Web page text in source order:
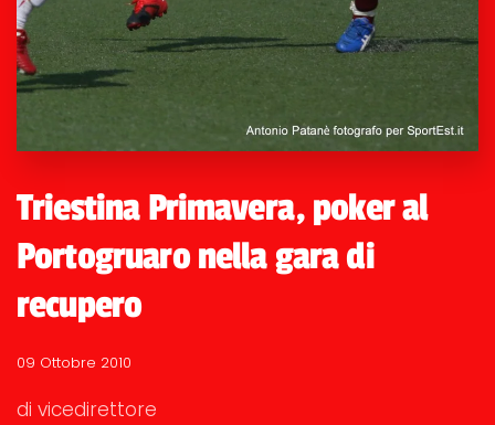
Triestina Primavera, poker al
Portogruaro nella gara di
recupero
09 Ottobre 2010
di vicedirettore